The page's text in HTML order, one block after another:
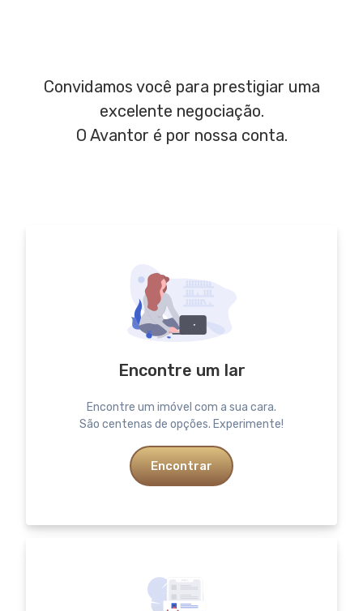
Convidamos você para prestigiar uma
excelente negociação.
O Avantor é por nossa conta.
Encontre um lar
Encontre um imóvel com a sua cara.
São centenas de opções. Experimente!
Encontrar